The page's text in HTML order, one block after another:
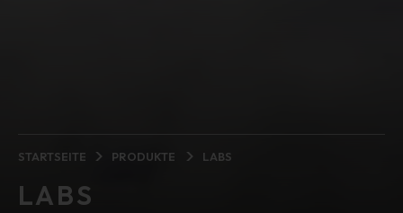
STARTSEITE PRODUKTE LABS
LABS